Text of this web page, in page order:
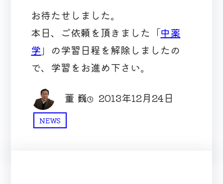
お待たせしました。
本日、ご依頼を頂きました「中薬
学 」の学習日程を解除しましたの
で、学習をお進め下さい。
董 巍 2013年12月24日
NEWS